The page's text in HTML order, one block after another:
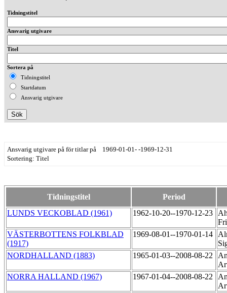
Tidningstitel
Ansvarig utgivare
Titel
Sortera på
Tidningstitel
Startdatum
Ansvarig utgivare
Ansvarig utgivare på för titlar på 1969-01-01- -1969-12-31
Sortering: Titel
Tidningstitel
Period
LUNDS VECKOBLAD (1961)
1962-10-20--1970-12-23
VÄSTERBOTTENS FOLKBLAD
(1917)
1969-08-01--1970-01-14
NORDHALLAND (1883)
1965-01-03--2008-08-22
NORRA HALLAND (1967)
1967-01-04--2008-08-22